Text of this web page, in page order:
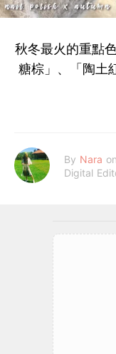
秋冬最火的重點
糖棕」、「陶土
By Nara
Digital